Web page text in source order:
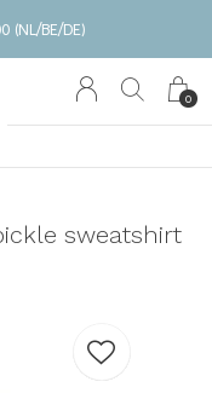
0
BE/DE)
sweatshirt